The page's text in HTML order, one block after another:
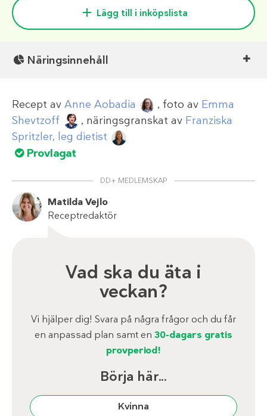
Lägg till i inköpslista
Näringsinnehåll
Recept av Anne Aobadia , foto av Emma
Shevtzoff
, näringsgranskat av Franziska
Spritzler, leg dietist
Provlagat
DD+ MEDLEMSKAP
Matilda Vejlo
Receptredaktör
Vad ska du äta i
veckan?
Vi hjälper dig! Svara på några frågor och du får
en anpassad plan samt en 30-dagars gratis
provperiod!
Börja här...
Kvinna